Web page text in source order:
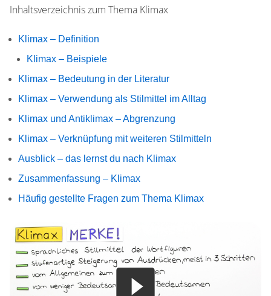
Inhaltsverzeichnis zum Thema Klimax
Klimax – Definition
Klimax – Beispiele
Klimax – Bedeutung in der Literatur
Klimax – Verwendung als Stilmittel im Alltag
Klimax und Antiklimax – Abgrenzung
Klimax – Verknüpfung mit weiteren Stilmitteln
Ausblick – das lernst du nach Klimax
Zusammenfassung – Klimax
Häufig gestellte Fragen zum Thema Klimax